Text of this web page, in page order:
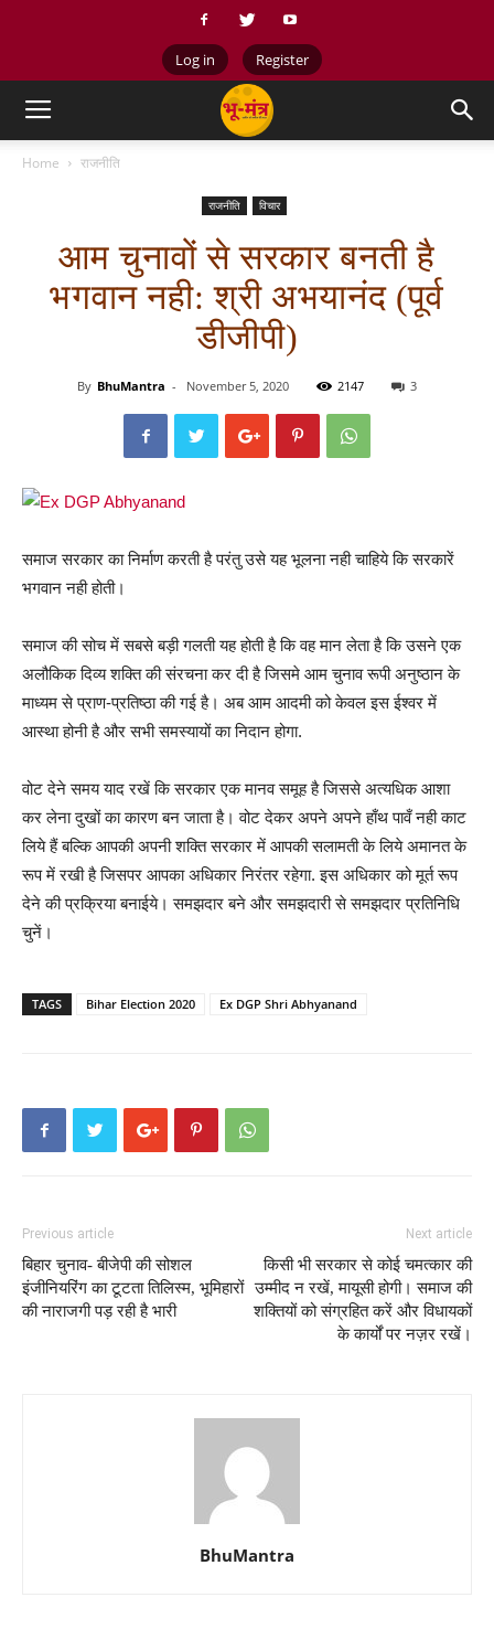
Log in Register
Home राजनीति
राजनीति विचार
आम चुनावों से सरकार बनती है
भगवान नही: श्री अभयानंद (पूर्व
डीजीपी)
By BhuMantra - November 5, 2020 2147 3
समाज सरकार का निर्माण करती है परंतु उसे यह भूलना नही चाहिये कि सरकारें
भगवान नही होती।
समाज की सोच में सबसे बड़ी गलती यह होती है कि वह मान लेता है कि उसने एक
अलौकिक दिव्य शक्ति की संरचना कर दी है जिसमे आम चुनाव रूपी अनुष्ठान के
माध्यम से प्राण-प्रतिष्ठा की गई है। अब आम आदमी को केवल इस ईश्वर में
आस्था होनी है और सभी समस्यायों का निदान होगा.
वोट देने समय याद रखें कि सरकार एक मानव समूह है जिससे अत्यधिक आशा
कर लेना दुखों का कारण बन जाता है। वोट देकर अपने अपने हाँथ पावँ नही काट
लिये हैं बल्कि आपकी अपनी शक्ति सरकार में आपकी सलामती के लिये अमानत के
रूप में रखी है जिसपर आपका अधिकार निरंतर रहेगा. इस अधिकार को मूर्त रूप
देने की प्रक्रिया बनाईये। समझदार बने और समझदारी से समझदार प्रतिनिधि
चुनें।
TAGS Bihar Election 2020 Ex DGP Shri Abhyanand
Previous article
बिहार चुनाव- बीजेपी की सोशल
इंजीनियरिंग का टूटता तिलिस्म, भूमिहारों
की नाराजगी पड़ रही है भारी
Next article
किसी भी सरकार से कोई चमत्कार की
उम्मीद न रखें, मायूसी होगी। समाज की
शक्तियों को संग्रहित करें और विधायकों
के कार्यों पर नज़र रखें।
BhuMantra